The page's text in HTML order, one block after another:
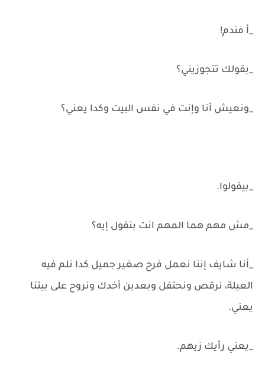
_أ فندم!
_بقولك تتجوزيني؟
_ونعيش أنا وإنت في نفس البيت وكدا يعني؟
_بيقولوا.
_مش مهم هما المهم انت بتقول إيه؟
_أنا شايف إننا نعمل فرح صغير جميل كدا نلم فيه
العيلة، نرقص ونحتفل وبعدين أخدك ونروح على بيتنا
يعني.
_يعني رأيك زيهم.